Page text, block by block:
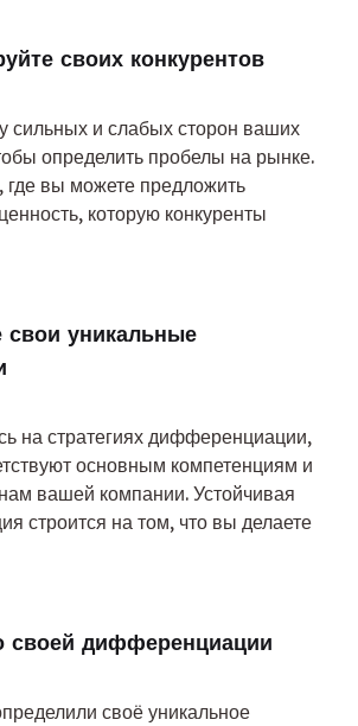
своих конкурентов
сильных и слабых сторон ваших
определить пробелы на рынке.
где вы можете предложить
которую конкуренты
свои уникальные
на стратегиях дифференциации,
основным компетенциям и
вашей компании. Устойчивая
строится на том, что вы делаете
своей дифференциации
своё уникальное